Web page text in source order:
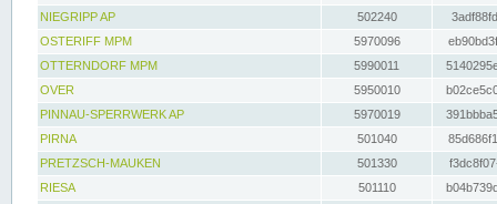
NIEGRIPP AP
502240
OSTERIFF MPM
5970096
OTTERNDORF MPM
5990011
OVER
5950010
PINNAU-SPERRWERK AP
5970019
PIRNA
501040
PRETZSCH-MAUKEN
501330
RIESA
501110